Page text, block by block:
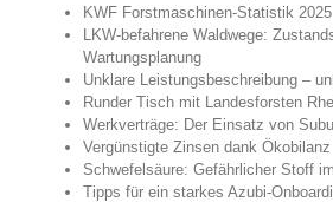
KWF Forstmaschinen-Statistik 2025
LKW-befahrene Waldwege:
Wartungsplanung
Unklare Leistungsbeschreibung –
Runder Tisch mit Landesforsten
Werkverträge: Der Einsatz von
Vergünstigte Zinsen dank Ökobilanz
Schwefelsäure: Gefährlicher Stoff
Tipps für ein starkes Azubi-